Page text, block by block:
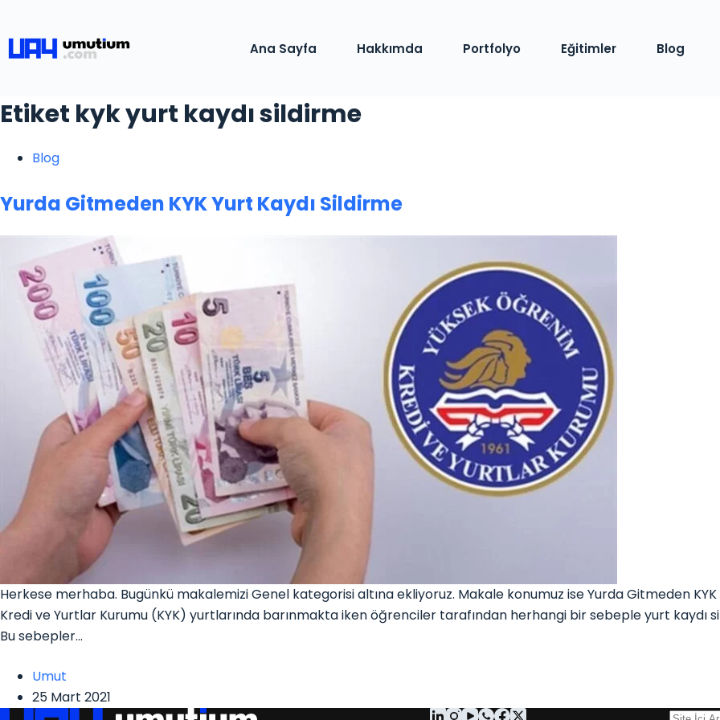
Ana Sayfa Hakkımda Portfolyo Eğitimler Blog
Etiket kyk yurt kaydı sildirme
Blog
Yurda Gitmeden KYK Yurt Kaydı Sildirme
Herkese merhaba. Bugünkü makalemizi Genel kategorisi altına ekliyoruz. Makale konumuz ise Yurda Gitmeden KYK
Kredi ve Yurtlar Kurumu (KYK) yurtlarında barınmakta iken öğrenciler tarafından herhangi bir sebeple yurt kaydı
Bu sebepler…
Umut
25 Mart 2021